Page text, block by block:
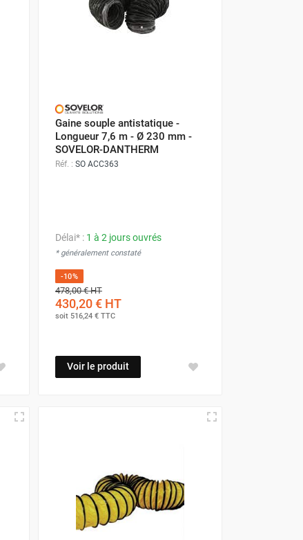
Gaine souple antistatique -
Longueur 7,6 m - Ø 230 mm -
SOVELOR-DANTHERM
Réf. : SO ACC363
Délai* : 1 à 2 jours ouvrés
* généralement constaté
-10%
478,00 €HT
430,20 €HT
soit 516,24 €TTC
Voir le produit